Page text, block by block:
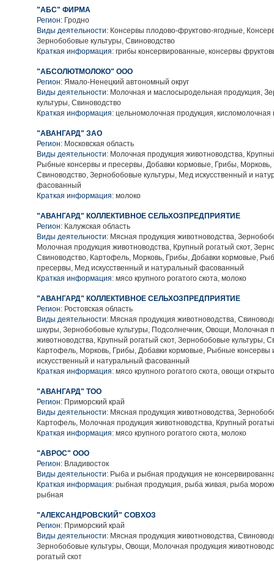
"АБС" ФИРМА
Регион: Гродно
Виды деятельности: Консервы плодово-фруктово-ягодные,
Зернобобовые культуры, Свиноводство
Краткая информация: грибы консервированные, консервы
"АБСОЛЮТМОЛОКО" ООО
Регион: Ямало-Ненецкий автономный округ
Виды деятельности: Молочная и маслосыродельная продукция,
культуры, Свиноводство
Краткая информация: цельномолочная продукция, кисломолочная
"АВАНГАРД" ЗАО
Регион: Московская область
Виды деятельности: Молочная продукция животноводства,
Рыбные консервы и пресервы, Добавки кормовые, Грибы,
Свиноводство, Зернобобовые культуры, Мед искусственный и
фасованный
Краткая информация: молоко
"АВАНГАРД" КОЛЛЕКТИВНОЕ СЕЛЬХОЗПРЕДПРИЯТИЕ
Регион: Калужская область
Виды деятельности: Мясная продукция животноводства,
Молочная продукция животноводства, Крупный рогатый скот,
Свиноводство, Картофель, Морковь, Грибы, Добавки кормовые,
пресервы, Мед искусственный и натуральный фасованный
Краткая информация: мясо крупного рогатого скота, молоко
"АВАНГАРД" КОЛЛЕКТИВНОЕ СЕЛЬХОЗПРЕДПРИЯТИЕ
Регион: Ростовская область
Виды деятельности: Мясная продукция животноводства,
шкуры, Зернобобовые культуры, Подсолнечник, Овощи, Молочная
животноводства, Крупный рогатый скот, Зернобобовые культуры,
Картофель, Морковь, Грибы, Добавки кормовые, Рыбные
искусственный и натуральный фасованный
Краткая информация: мясо крупного рогатого скота, овощи
"АВАНГАРД" ТОО
Регион: Приморский край
Виды деятельности: Мясная продукция животноводства,
Картофель, Молочная продукция животноводства, Крупный
Краткая информация: мясо крупного рогатого скота, молоко
"АВРОС" ООО
Регион: Владивосток
Виды деятельности: Рыба и рыбная продукция не
Краткая информация: рыбная продукция, рыба живая, рыба
рыбная
"АЛЕКСАНДРОВСКИЙ" СОВХОЗ
Регион: Приморский край
Виды деятельности: Мясная продукция животноводства,
Зернобобовые культуры, Овощи, Молочная продукция
рогатый скот